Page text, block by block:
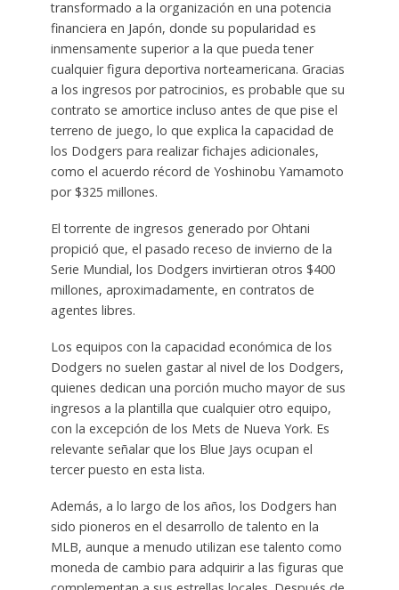
transformado a la organización en una potencia
financiera en Japón, donde su popularidad es
inmensamente superior a la que pueda tener
cualquier figura deportiva norteamericana. Gracias
a los ingresos por patrocinios, es probable que su
contrato se amortice incluso antes de que pise el
terreno de juego, lo que explica la capacidad de
los Dodgers para realizar fichajes adicionales,
como el acuerdo récord de Yoshinobu Yamamoto
por $325 millones.
El torrente de ingresos generado por Ohtani
propició que, el pasado receso de invierno de la
Serie Mundial, los Dodgers invirtieran otros $400
millones, aproximadamente, en contratos de
agentes libres.
Los equipos con la capacidad económica de los
Dodgers no suelen gastar al nivel de los Dodgers,
quienes dedican una porción mucho mayor de sus
ingresos a la plantilla que cualquier otro equipo,
con la excepción de los Mets de Nueva York. Es
relevante señalar que los Blue Jays ocupan el
tercer puesto en esta lista.
Además, a lo largo de los años, los Dodgers han
sido pioneros en el desarrollo de talento en la
MLB, aunque a menudo utilizan ese talento como
moneda de cambio para adquirir a las figuras que